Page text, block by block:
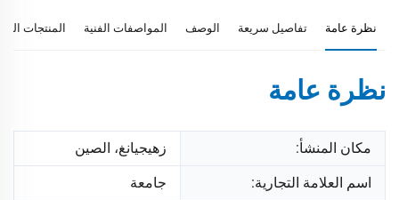
نظرة عامة تفاصيل سريعة الوصف المواصفات الفنية المنتجات
نظرة عامة
مكان المنشأ: زهيجيانغ، الصين
اسم العلامة التجارية: جامعة